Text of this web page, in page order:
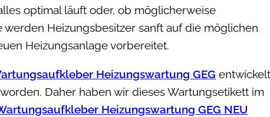
optimal läuft oder, ob möglicherweise
werden Heizungsbesitzer sanft auf die möglichen
Heizungsanlage vorbereitet.
Heizungswartung GEG
Daher haben wir dieses Wartungsetikett im
Heizungswartung GEG NEU